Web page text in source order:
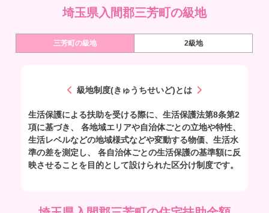
埼玉県入間郡三芳町の級地
三芳町の級地 2級地
級地制度(きゅうちせいど)とは
生活保護による扶助を受ける際に、生活保護法第8条第2
項に基づき、 各地域エリアや自治体ごとの立地や特性、
生活レベルなどの地域様式などや変動する物価、生活水
準の差を測定し、 各自治体ごとの生活保護の基準額に反
映させることを目的として設けられた区分け制度です。